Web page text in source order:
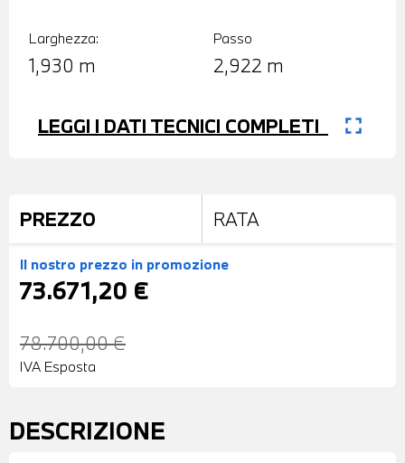
Larghezza:
1,930 m
Passo
2,922 m
LEGGI I DATI TECNICI COMPLETI fullscreen
PREZZO RATA
Il nostro prezzo in promozione
73.671,20 €
78.700,00 €
IVA Esposta
DESCRIZIONE